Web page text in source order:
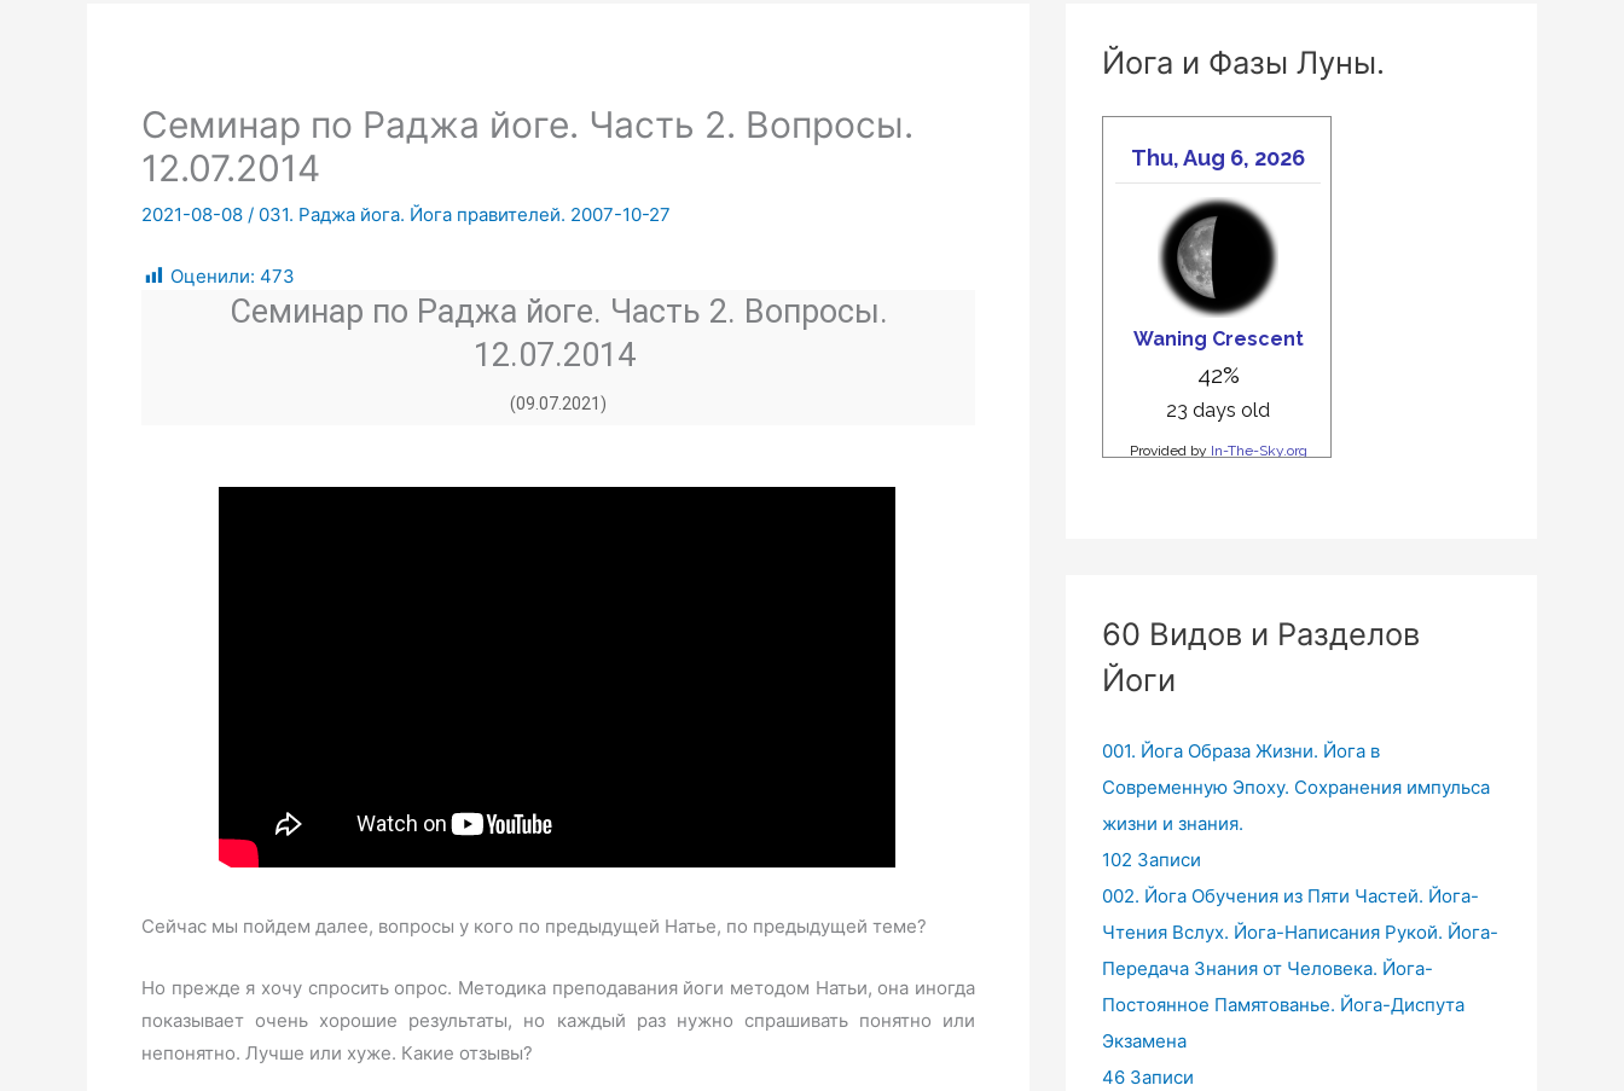
Семинар по Раджа йоге. Часть 2. Вопросы.
12.07.2014
2021-08-08 / 031. Раджа йога. Йога правителей. 2007-10-27
Оценили: 473
Семинар по Раджа йоге. Часть 2. Вопросы.
12.07.2014
(09.07.2021)
Сейчас мы пойдем далее, вопросы у кого по предыдущей Натье, по предыдущей теме?
Но прежде я хочу спросить опрос. Методика преподавания йоги методом Натьи, она иногда
показывает очень хорошие результаты, но каждый раз нужно спрашивать понятно или
непонятно. Лучше или хуже. Какие отзывы?
Йога и Фазы Луны.
60 Видов и Разделов
Йоги
001. Йога Образа Жизни. Йога в
Современную Эпоху. Сохранения импульса
жизни и знания.
102 Записи
002. Йога Обучения из Пяти Частей. Йога-
Чтения Вслух. Йога-Написания Рукой. Йога-
Передача Знания от Человека. Йога-
Постоянное Памятованье. Йога-Диспута
Экзамена
46 Записи